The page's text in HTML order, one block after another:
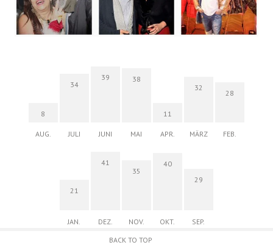
8
AUG.
34
JULI
39
JUNI
38
MAI
11
APR.
32
MÄRZ
28
FEB.
21
JAN.
41
DEZ.
35
NOV.
40
OKT.
29
SEP.
BACK TO TOP